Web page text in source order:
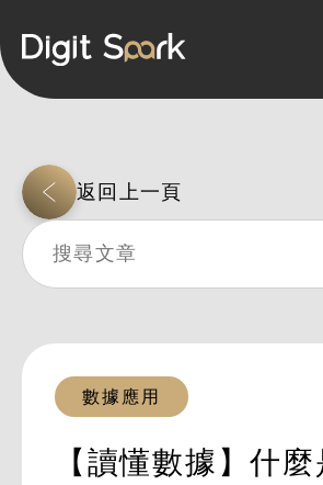
返回上一頁
數據應用
【讀懂數據】什